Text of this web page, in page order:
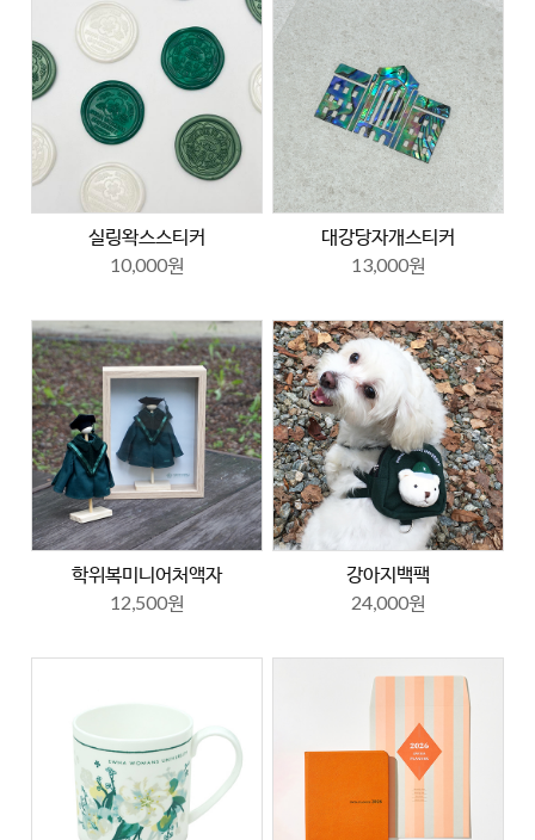
실링왁스스티커
10,000원
대강당자개스티커
13,000원
학위복미니어처액자
12,500원
강아지백팩
24,000원